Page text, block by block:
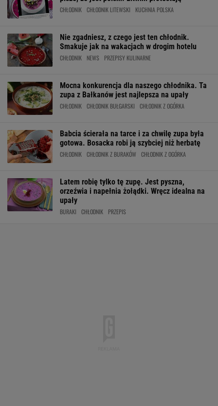
CHŁODNIK CHŁODNIK LITEWSKI KUCHNIA POLSKA
Nie zgadniesz, z czego jest ten chłodnik.
Smakuje jak na wakacjach w drogim hotelu
CHŁODNIK NEWS PRZEPISY KULINARNE
Mocna konkurencja dla naszego chłodnika. Ta
zupa z Bałkanów jest najlepsza na upały
CHŁODNIK CHŁODNIK BUŁGARSKI CHŁODNIK Z OGÓRKA
Babcia ścierała na tarce i za chwilę zupa była
gotowa. Bosacka robi ją szybciej niż herbatę
CHŁODNIK CHŁODNIK Z BURAKÓW CHŁODNIK Z OGÓRKA
Latem robię tylko tę zupę. Jest pyszna,
orzeźwia i napełnia żołądki. Wręcz idealna na
upały
BURAKI CHŁODNIK PRZEPIS